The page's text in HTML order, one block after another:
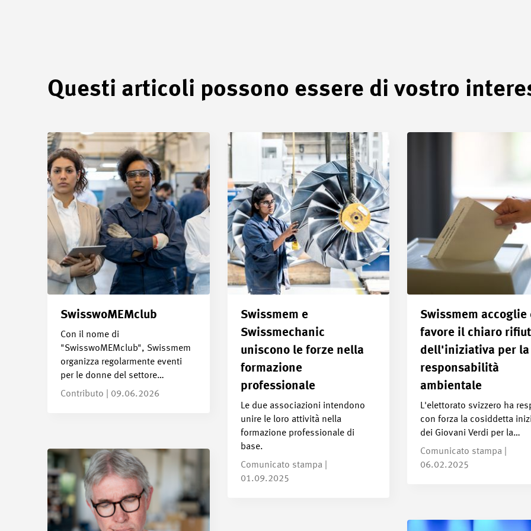
Questi articoli possono essere di vostro
SwisswoMEMclub
Con il nome di
"SwisswoMEMclub", Swissmem
organizza regolarmente eventi
per le donne del settore…
Contributo | 09.06.2026
Swissmem e
Swissmechanic
uniscono le forze nella
formazione
professionale
Le due associazioni intendono
unire le loro attività nella
formazione professionale di
base.
Comunicato stampa |
01.09.2025
Swissmem accoglie
favore il chiaro
dell'iniziativa per la
responsabilità
ambientale
L'elettorato svizzero ha
con forza la cosiddetta
dei Giovani Verdi per la…
Comunicato stampa |
06.02.2025